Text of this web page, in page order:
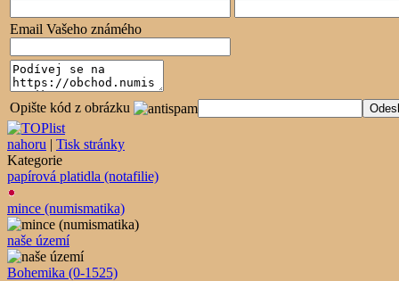
Email Vašeho známého
Opište kód z obrázku
nahoru | Tisk stránky
Kategorie
papírová platidla (notafilie)
mince (numismatika)
naše území
Bohemika (0-1525)